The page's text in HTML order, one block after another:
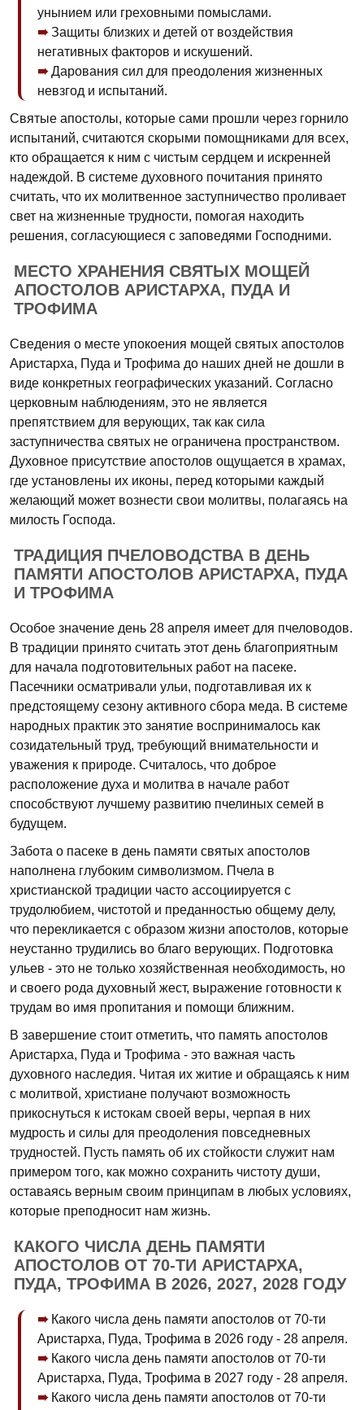
унынием или греховными помыслами.
Защиты близких и детей от воздействия
негативных факторов и искушений.
Дарования сил для преодоления жизненных
невзгод и испытаний.
Святые апостолы, которые сами прошли через горнило
испытаний, считаются скорыми помощниками для всех,
кто обращается к ним с чистым сердцем и искренней
надеждой. В системе духовного почитания принято
считать, что их молитвенное заступничество проливает
свет на жизненные трудности, помогая находить
решения, согласующиеся с заповедями Господними.
МЕСТО ХРАНЕНИЯ СВЯТЫХ МОЩЕЙ
АПОСТОЛОВ АРИСТАРХА, ПУДА И
ТРОФИМА
Сведения о месте упокоения мощей святых апостолов
Аристарха, Пуда и Трофима до наших дней не дошли в
виде конкретных географических указаний. Согласно
церковным наблюдениям, это не является
препятствием для верующих, так как сила
заступничества святых не ограничена пространством.
Духовное присутствие апостолов ощущается в храмах,
где установлены их иконы, перед которыми каждый
желающий может вознести свои молитвы, полагаясь на
милость Господа.
ТРАДИЦИЯ ПЧЕЛОВОДСТВА В ДЕНЬ
ПАМЯТИ АПОСТОЛОВ АРИСТАРХА, ПУДА
И ТРОФИМА
Особое значение день 28 апреля имеет для пчеловодов.
В традиции принято считать этот день благоприятным
для начала подготовительных работ на пасеке.
Пасечники осматривали ульи, подготавливая их к
предстоящему сезону активного сбора меда. В системе
народных практик это занятие воспринималось как
созидательный труд, требующий внимательности и
уважения к природе. Считалось, что доброе
расположение духа и молитва в начале работ
способствуют лучшему развитию пчелиных семей в
будущем.
Забота о пасеке в день памяти святых апостолов
наполнена глубоким символизмом. Пчела в
христианской традиции часто ассоциируется с
трудолюбием, чистотой и преданностью общему делу,
что перекликается с образом жизни апостолов, которые
неустанно трудились во благо верующих. Подготовка
ульев - это не только хозяйственная необходимость, но
и своего рода духовный жест, выражение готовности к
трудам во имя пропитания и помощи ближним.
В завершение стоит отметить, что память апостолов
Аристарха, Пуда и Трофима - это важная часть
духовного наследия. Читая их житие и обращаясь к ним
с молитвой, христиане получают возможность
прикоснуться к истокам своей веры, черпая в них
мудрость и силы для преодоления повседневных
трудностей. Пусть память об их стойкости служит нам
примером того, как можно сохранить чистоту души,
оставаясь верным своим принципам в любых условиях,
которые преподносит нам жизнь.
КАКОГО ЧИСЛА ДЕНЬ ПАМЯТИ
АПОСТОЛОВ ОТ 70-ТИ АРИСТАРХА,
ПУДА, ТРОФИМА В 2026, 2027, 2028 ГОДУ
Какого числа день памяти апостолов от 70-ти
Аристарха, Пуда, Трофима в 2026 году - 28 апреля.
Какого числа день памяти апостолов от 70-ти
Аристарха, Пуда, Трофима в 2027 году - 28 апреля.
Какого числа день памяти апостолов от 70-ти